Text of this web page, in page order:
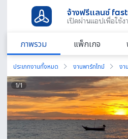
จ้างฟรีแลนซ์
เปิดผ่านแอปเพื่อใช้
ภาพรวม แพ็กเกจ
ประเภทงานทั้งหมด งานพาร์ทไทม์ งา
1/1